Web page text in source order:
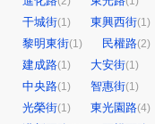
干城街(1) 東興西街(1)
黎明東街(1) 民權路(2)
建成路(1) 大安街(1)
中央路(1) 智惠街(1)
光榮街(1) 東光園路(4)